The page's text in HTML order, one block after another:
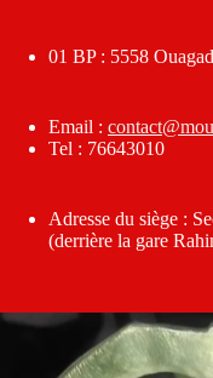
01 BP : 5558
Email :
Tel : 76643010
Adresse du siège :
(derrière la gare